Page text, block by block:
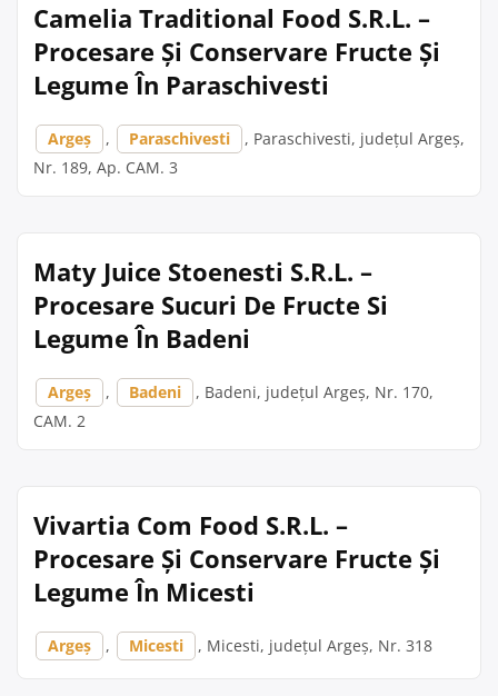
Camelia Traditional Food S.R.L. –
Procesare Și Conservare Fructe Și
Legume În Paraschivesti
Argeș , Paraschivesti
, Paraschivesti, județul Argeș,
Nr. 189, Ap. CAM. 3
Maty Juice Stoenesti S.R.L. –
Procesare Sucuri De Fructe Si
Legume În Badeni
Argeș , Badeni
, Badeni, județul Argeș, Nr. 170,
CAM. 2
Vivartia Com Food S.R.L. –
Procesare Și Conservare Fructe Și
Legume În Micesti
Argeș , Micesti , Micesti, județul Argeș, Nr. 318